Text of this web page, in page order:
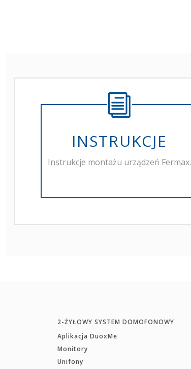
INSTRUKCJE
Instrukcje montażu urządzeń Fermax.
2-ŻYŁOWY SYSTEM DOMOFONOWY
Aplikacja DuoxMe
Monitory
Unifony